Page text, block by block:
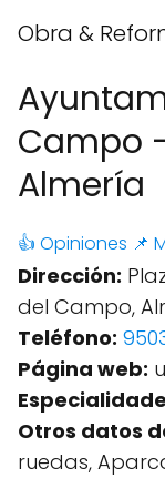
Obra &
Campo
Almería
👍 Opiniones 📌
Dirección:
del Campo,
Teléfono:
Página web:
Otros datos
ruedas,